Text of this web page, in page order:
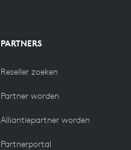
PARTNERS
Reseller zoeken
Partner worden
Alliantiepartner worden
Partnerportal